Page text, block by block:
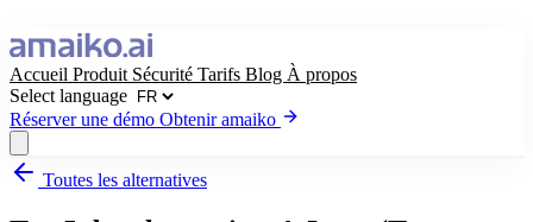
Accueil Produit Sécurité Tarifs Blog À propos
Select language
Réserver une démo Obtenir amaiko
Obtenir amaiko Réserver une démo
Toutes les alternatives